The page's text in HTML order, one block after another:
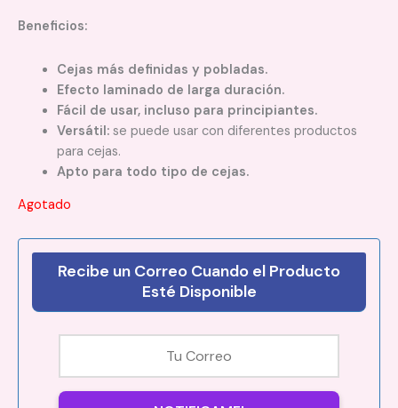
Beneficios:
Cejas más definidas y pobladas.
Efecto laminado de larga duración.
Fácil de usar, incluso para principiantes.
Versátil:se puede usar con diferentes productos
para cejas.
Apto para todo tipo de cejas.
Agotado
Recibe un Correo Cuando el Producto
Esté Disponible